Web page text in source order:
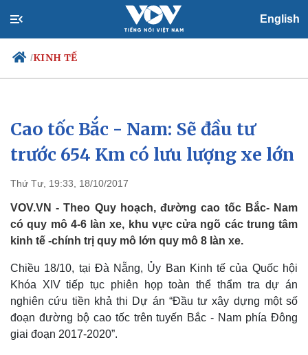
English
/KINH TẾ
Chính trị
Đảng
Tổ chức nhân sự
Nhận diện sự thật
Xã hội
Tin 24h
Dự báo thời tiết
Việc làm
Biển đảo
Cao tốc Bắc - Nam: Sẽ đầu tư
trước 654 Km có lưu lượng xe lớn
Thứ Tư, 19:33, 18/10/2017
VOV.VN - Theo Quy hoạch, đường cao tốc Bắc- Nam
có quy mô 4-6 làn xe, khu vực cửa ngõ các trung tâm
kinh tế -chính trị quy mô lớn quy mô 8 làn xe.
Chiều 18/10, tại Đà Nẵng, Ủy Ban Kinh tế của Quốc hội
Khóa XIV tiếp tục phiên họp toàn thể thẩm tra dự án
nghiên cứu tiền khả thi Dự án “Đầu tư xây dựng một số
đoạn đường bộ cao tốc trên tuyến Bắc - Nam phía Đông
giai đoạn 2017-2020”.